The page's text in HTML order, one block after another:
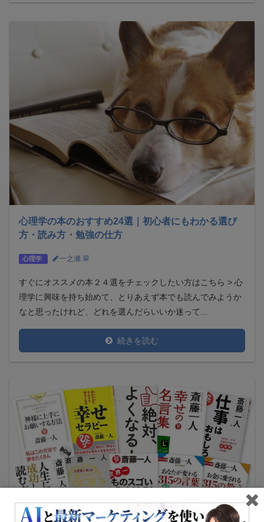
心理学の本のおすすめ24選｜初心者にもわかる選び
方・読み方・勉強の仕方
心理学 一之瀬 翠
すぐにオススメの本２４選をチェックしたい方はこちら > 心
理学に興味を持ち始めて、とりあえず本でも読んでみようか
なと思ったけれど、どれを選んだらいいか迷って...
続きを読む